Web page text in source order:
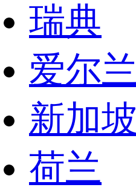
瑞典
爱尔兰
新加坡
荷兰